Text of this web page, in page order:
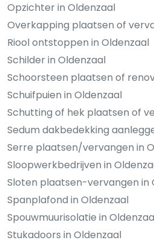
Opzichter in Oldenzaal
Overkapping plaatsen of
Riool ontstoppen in Oldenzaal
Schilder in Oldenzaal
Schoorsteen plaatsen of
Schuifpuien in Oldenzaal
Schutting of hek plaatsen of
Sedum dakbedekking
Serre plaatsen/vervangen in
Sloopwerkbedrijven in
Sloten plaatsen-vervangen in
Spanplafond in Oldenzaal
Spouwmuurisolatie in
Stukadoors in Oldenzaal